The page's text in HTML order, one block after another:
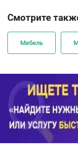
Смотрите
Мебель